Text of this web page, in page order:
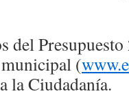
del
(
la Ciudadanía.